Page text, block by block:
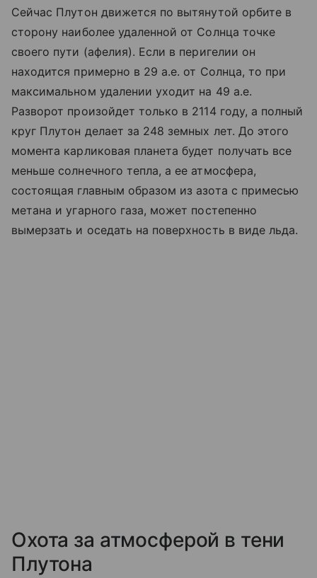
Сейчас Плутон движется по вытянутой орбите в
сторону наиболее удаленной от Солнца точке
своего пути (афелия). Если в перигелии он
находится примерно в 29 а.е. от Солнца, то при
максимальном удалении уходит на 49 а.е.
Разворот произойдет только в 2114 году, а полный
круг Плутон делает за 248 земных лет. До этого
момента карликовая планета будет получать все
меньше солнечного тепла, а ее атмосфера,
состоящая главным образом из азота с примесью
метана и угарного газа, может постепенно
вымерзать и оседать на поверхность в виде льда.
Охота за атмосферой в тени
Плутона